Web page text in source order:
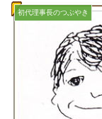
初代理事長のつぶやき